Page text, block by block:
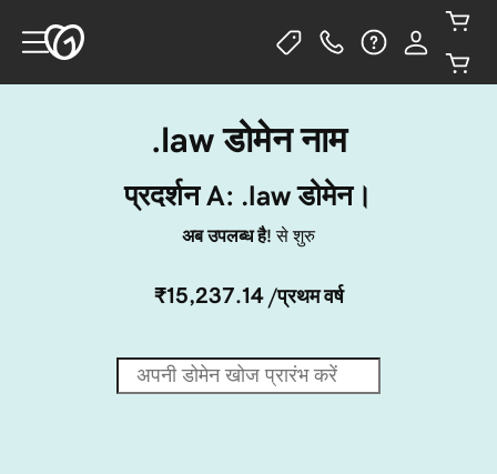
.law डोमेन नाम
प्रदर्शन A: .law डोमेन।
अब उपलब्ध है!से शुरु
₹15,237.14 /प्रथम वर्ष